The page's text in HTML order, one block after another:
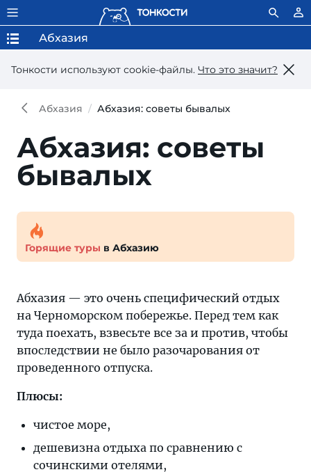
Тонкости используют сookie-файлы. Что это значит?
Абхазия
Абхазия Абхазия: советы бывалых
Абхазия: советы
бывалых
Горящие туры в Абхазию
Абхазия — это очень специфический отдых
на Черноморском побережье. Перед тем как
туда поехать, взвесьте все за и против, чтобы
впоследствии не было разочарования от
проведенного отпуска.
Плюсы:
чистое море,
дешевизна отдыха по сравнению с
сочинскими отелями,